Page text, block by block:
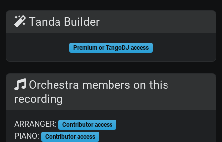
Tanda Builder
Premium or TangoDJ access
Orchestra members on this
recording
ARRANGER: Contributor access
PIANO: Contributor access